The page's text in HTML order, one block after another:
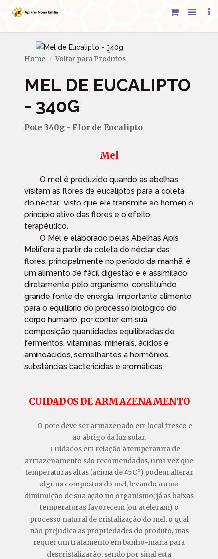
Home Voltar para Produtos
MEL DE EUCALIPTO
- 340G
Pote 340g - Flor de Eucalipto
Mel
O mel é produzido quando as abelhas
visitam as flores de eucaliptos para a coleta
do néctar, visto que ele transmite ao homen o
princípio ativo das flores e o efeito
terapêutico.
O Mel é elaborado pelas Abelhas Apís
Melífera a partir da coleta do néctar das
flores, principalmente no período da manhã, é
um alimento de fácil digestão e é assimilado
diretamente pelo organismo, constituíndo
grande fonte de energia. Importante alimento
para o equilíbrio do processo biológico do
corpo humano, por conter em sua
composição quantidades equilibradas de
fermentos, vitaminas, minerais, ácidos e
aminoácidos, semelhantes a hormônios,
substâncias bactericídas e aromáticas.
CUIDADOS DE ARMAZENAMENTO
O pote deve ser armazenado em local fresco e
ao abrigo da luz solar.
Cuidados em relação à temperatura de
armazenamento são recomendados, uma vez que
temperaturas altas (acima de 45C°) podem alterar
alguns compostos do mel, levando a uma
diminuição de sua ação no organismo; já as baixas
temperaturas favorecem (ou aceleram) o
processo natural de cristalização do mel, o qual
não prejudica as propriedades do produto, mas
requer um tratamento em banho-maria para
descristalização, sendo por sinal esta